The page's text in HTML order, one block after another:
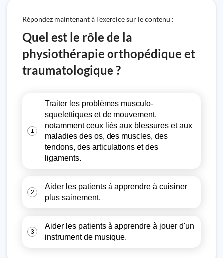
Répondez maintenant à l’exercice sur le contenu :
Quel est le rôle de la
physiothérapie orthopédique et
traumatologique ?
1
Traiter les problèmes musculo-
squelettiques et de mouvement,
notamment ceux liés aux blessures et aux
maladies des os, des muscles, des
tendons, des articulations et des
ligaments.
2
Aider les patients à apprendre à cuisiner
plus sainement.
3
Aider les patients à apprendre à jouer d'un
instrument de musique.